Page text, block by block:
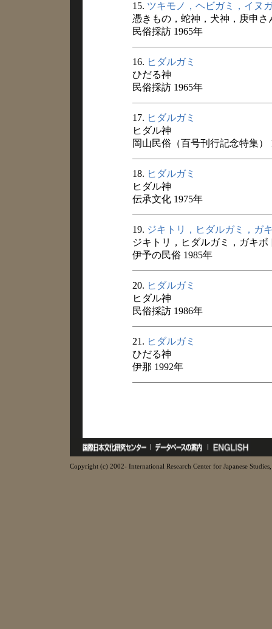
15. ツキモノ，ヘビガミ，イヌ
憑きもの，蛇神，犬神，庚申
民俗採訪 1965年
16. ヒダルガミ
ひだる神
民俗採訪 1965年
17. ヒダルガミ
ヒダル神
岡山民俗（百号刊行記念特集）
18. ヒダルガミ
ヒダル神
伝承文化 1975年
19. ジキトリ，ヒダルガミ，ガ
ジキトリ，ヒダルガミ，ガキボ
伊予の民俗 1985年
20. ヒダルガミ
ヒダル神
民俗採訪 1986年
21. ヒダルガミ
ひだる神
伊那 1992年
Copyright (c) 2002- International Research Center for Japanese